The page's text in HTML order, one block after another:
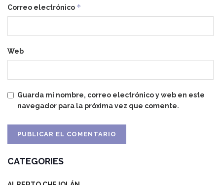
Correo electrónico *
Web
Guarda mi nombre, correo electrónico y web en este
navegador para la próxima vez que comente.
CATEGORIES